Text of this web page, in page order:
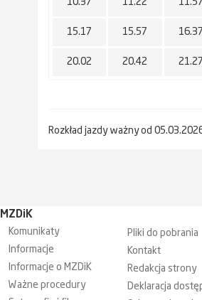
10.37 11.22 11.57
15.17 15.57 16.37
20.02 20.42 21.27
Rozkład jazdy ważny od
MZDiK
Komunikaty
Informacje
Informacje o MZDiK
Ważne procedury
Pliki do pobrania
Kontakt
Redakcja strony
Deklaracja